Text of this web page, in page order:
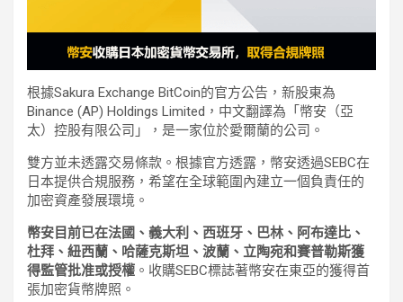
根據Sakura Exchange BitCoin的官方公告，新股東為
Binance (AP) Holdings Limited，中文翻譯為「幣安（亞
太）控股有限公司」，是一家位於愛爾蘭的公司。
雙方並未透露交易條款。根據官方透露，幣安透過SEBC在
日本提供合規服務，希望在全球範圍內建立一個負責任的
加密資產發展環境。
幣安目前已在法國、義大利、西班牙、巴林、阿布達比、
杜拜、紐西蘭、哈薩克斯坦、波蘭、立陶宛和賽普勒斯獲
得監管批准或授權 。收購SEBC標誌著幣安在東亞的獲得首
張加密貨幣牌照。